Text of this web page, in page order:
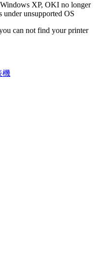
XP, OKI no longer
under unsupported OS
can not find your printer
機